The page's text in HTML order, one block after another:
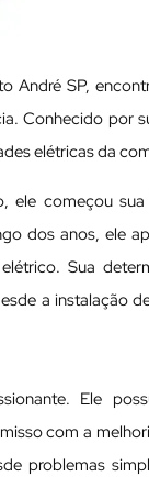
André SP,
Conhecido por
elétricas da
ele começou
dos anos, ele
Sua
a instalação
Ele
com a
problemas